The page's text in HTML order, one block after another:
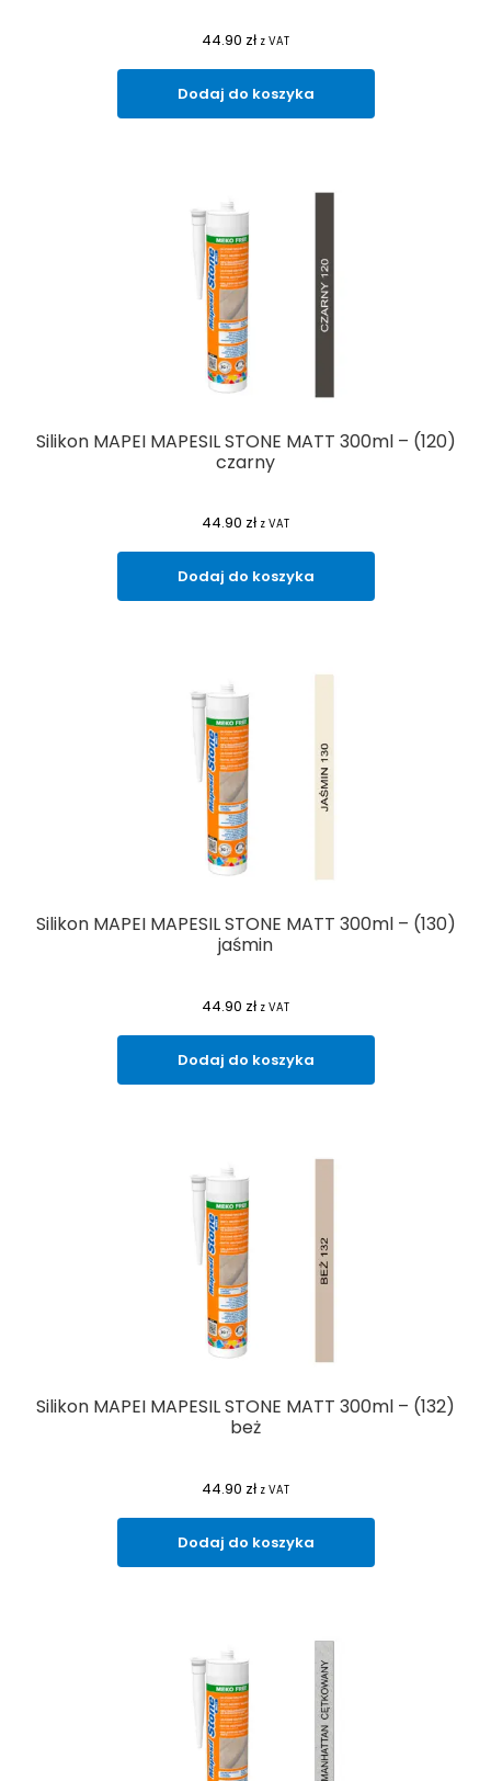
44.90 zł z VAT
Dodaj do koszyka
Silikon MAPEI MAPESIL STONE MATT 300ml – (120)
czarny
44.90 zł z VAT
Dodaj do koszyka
Silikon MAPEI MAPESIL STONE MATT 300ml – (130)
jaśmin
44.90 zł z VAT
Dodaj do koszyka
Silikon MAPEI MAPESIL STONE MATT 300ml – (132)
beż
44.90 zł z VAT
Dodaj do koszyka